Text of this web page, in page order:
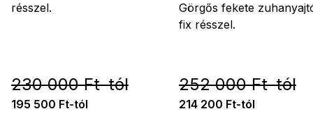
résszel.
230 000 Ft-tól
195 500 Ft-tól
Görgős fekete
fix résszel.
252 000 Ft-tól
214 200 Ft-tól